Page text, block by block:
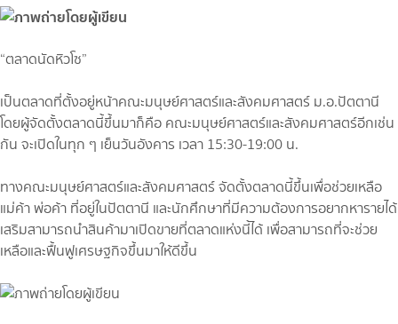
“ตลาดนัดหิวโซ”
เป็นตลาดที่ตั้งอยู่หน้าคณะมนุษย์ศาสตร์และสังคมศาสตร์ ม.อ.ปัตตานี
โดยผู้จัดตั้งตลาดนี้ขึ้นมาก็คือ คณะมนุษย์ศาสตร์และสังคมศาสตร์อีกเช่น
กัน จะเปิดในทุก ๆ เย็นวันอังคาร เวลา 15:30-19:00 น.
ทางคณะมนุษย์ศาสตร์และสังคมศาสตร์ จัดตั้งตลาดนี้ขึ้นเพื่อช่วยเหลือ
แม่ค้า พ่อค้า ที่อยู่ในปัตตานี และนักศึกษาที่มีความต้องการอยากหารายได้
เสริมสามารถนำสินค้ามาเปิดขายที่ตลาดแห่งนี้ได้ เพื่อสามารถที่จะช่วย
เหลือและฟื้นฟูเศรษฐกิจขึ้นมาให้ดีขึ้น